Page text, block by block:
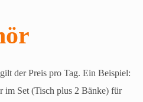
der Preis pro Tag. Ein Beispiel:
im Set (Tisch plus 2 Bänke) für